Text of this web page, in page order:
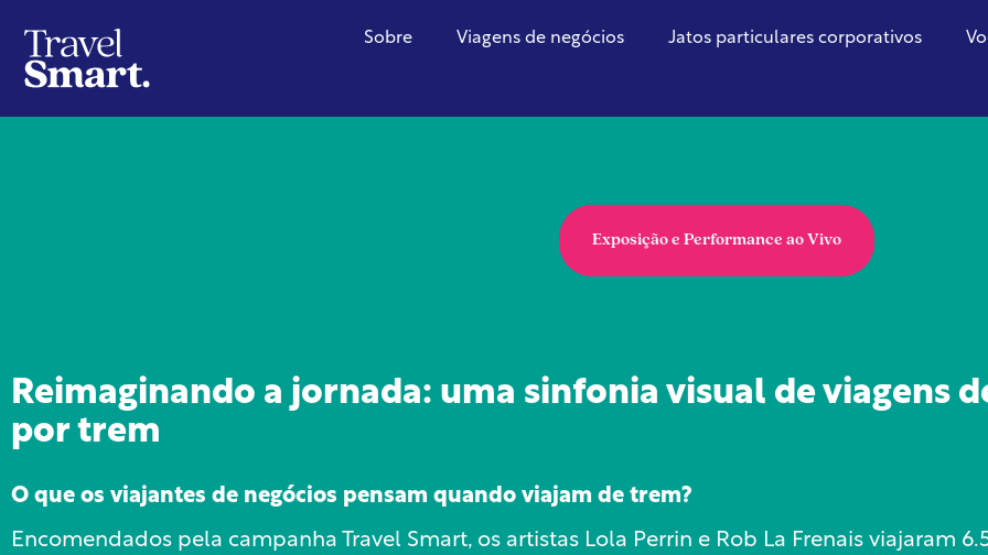
Sobre Viagens de negócios Jatos particulares corporativos
Exposição e Performance ao Vivo
Reimaginando a jornada: uma sinfonia visual de viagens
por trem
O que os viajantes de negócios pensam quando viajam de trem?
Encomendados pela campanha Travel Smart, os artistas Lola Perrin e Rob La Frenais viajaram